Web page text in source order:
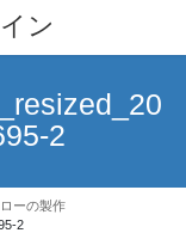
ン
2
ーの製作
2